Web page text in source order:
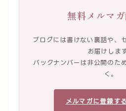
無料メルマ
ブログには書けない裏話や、
お届けします
バックナンバーは非公開のた
く。
メルマガに登録す